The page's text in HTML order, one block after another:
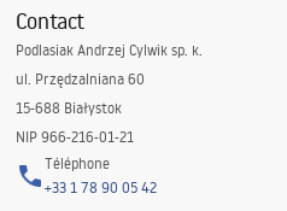
Contact
Podlasiak Andrzej Cylwik sp. k.
ul. Przędzalniana 60
15-688 Białystok
NIP 966-216-01-21
Téléphone
+33 1 78 90 05 42